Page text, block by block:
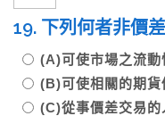
19. 下列何者非價
(A)可使市場之流
(B)可使相關的期
(C)從事價差交易